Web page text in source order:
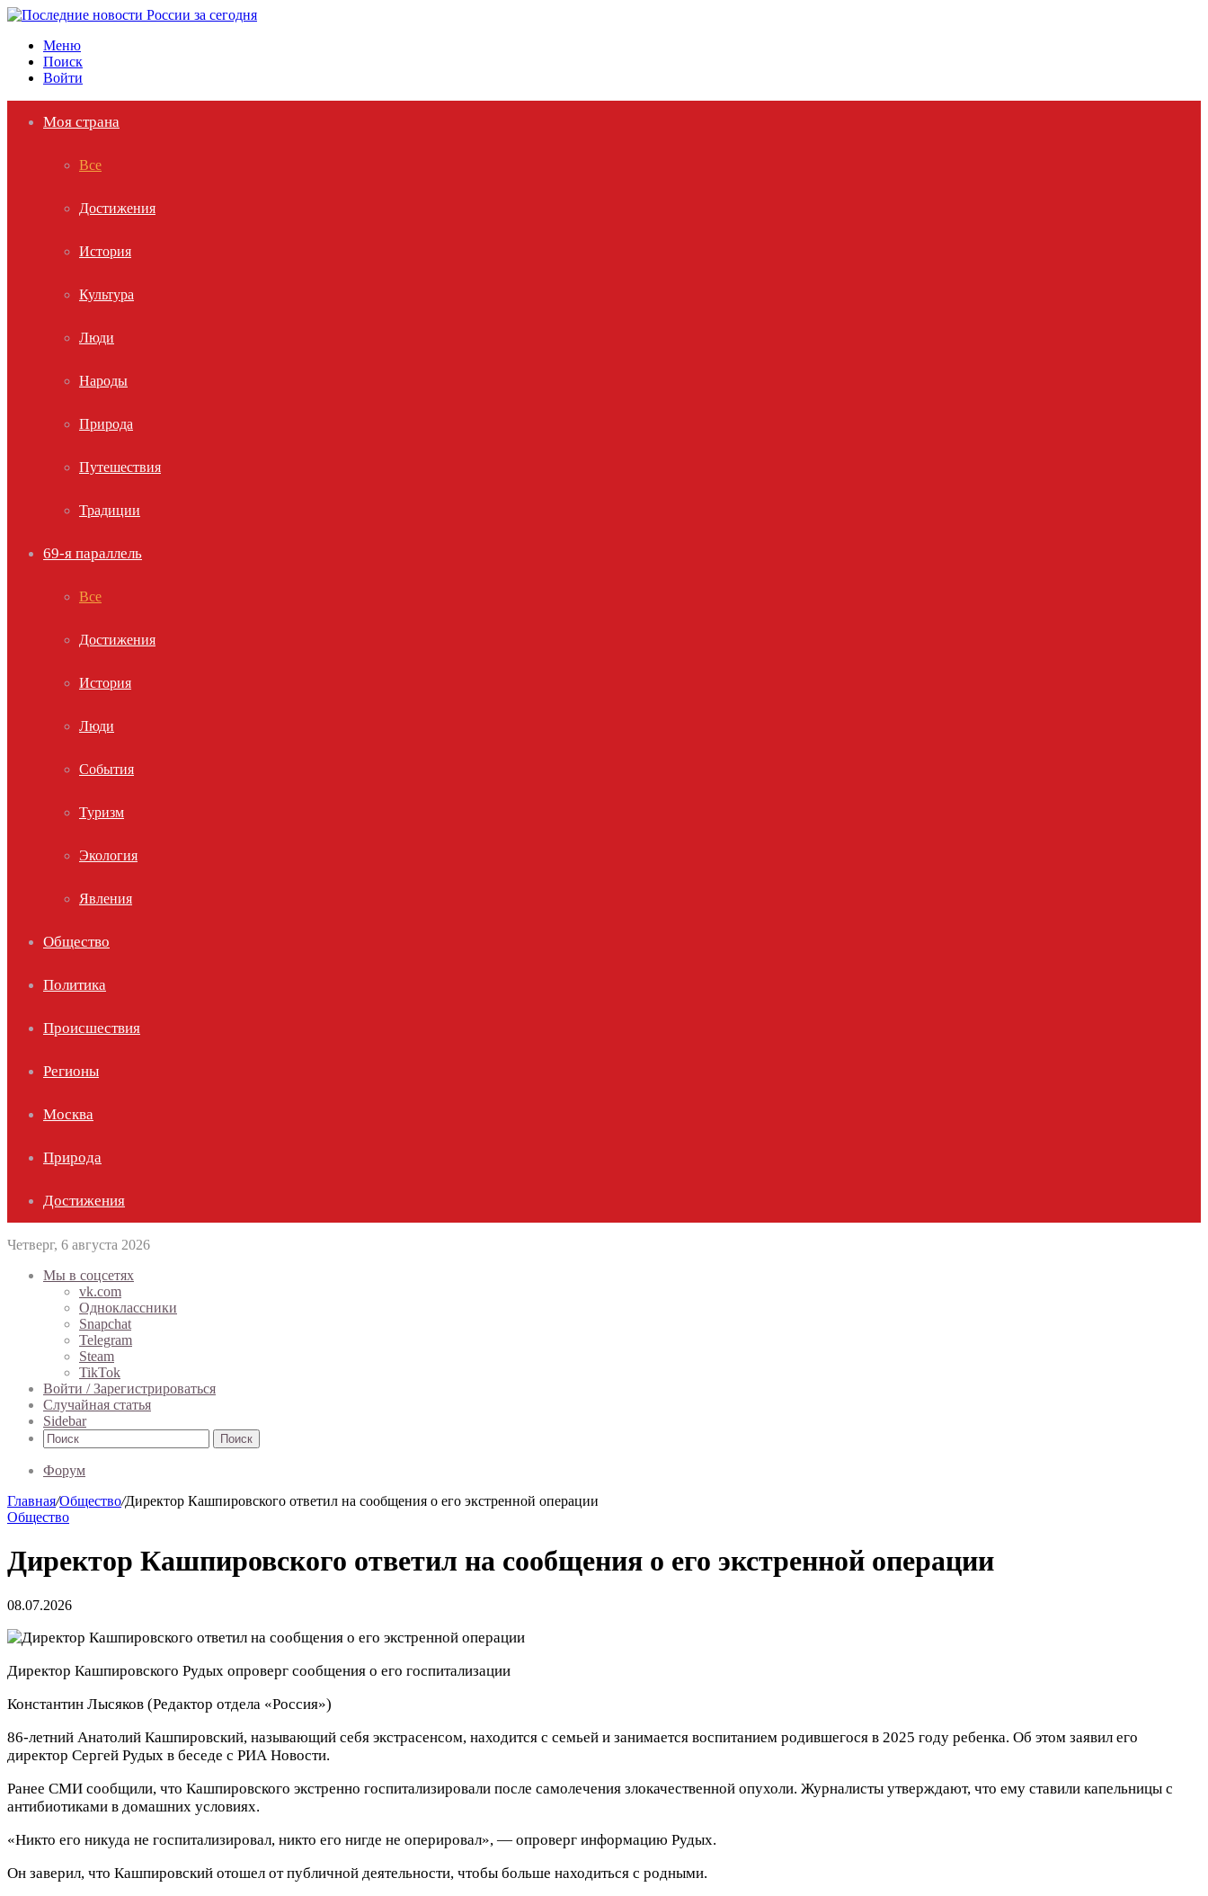
Меню
Поиск
Войти
Моя страна
Все
Достижения
История
Культура
Люди
Народы
Природа
Путешествия
Традиции
69-я параллель
Все
Достижения
История
Люди
События
Туризм
Экология
Явления
Общество
Политика
Происшествия
Регионы
Москва
Природа
Достижения
Четверг, 6 августа 2026
Мы в соцсетях
vk.com
Одноклассники
Snapchat
Telegram
Steam
TikTok
Войти / Зарегистрироваться
Случайная статья
Sidebar
Поиск
Форум
Главная/Общество/Директор Кашпировского ответил на сообщения о его экстренной операции
Общество
Директор Кашпировского ответил на сообщения о его экстренной операции
08.07.2026
Директор Кашпировского Рудых опроверг сообщения о его госпитализации
Константин Лысяков (Редактор отдела «Россия»)
86-летний Анатолий Кашпировский, называющий себя экстрасенсом, находится с семьей и занимается воспитанием родившегося в 2025 году ребенка. Об этом заявил его
директор Сергей Рудых в беседе с РИА Новости.
Ранее СМИ сообщили, что Кашпировского экстренно госпитализировали после самолечения злокачественной опухоли. Журналисты утверждают, что ему ставили капельницы с
антибиотиками в домашних условиях.
«Никто его никуда не госпитализировал, никто его нигде не оперировал», — опроверг информацию Рудых.
Он заверил, что Кашпировский отошел от публичной деятельности, чтобы больше находиться с родными.